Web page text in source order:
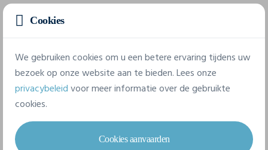
Merk
Awdis
JT001
Cookies
We gebruiken cookies om u een betere ervaring tijdens uw
bezoek op onze website aan te bieden. Lees onze
privacybeleidvoor meer informatie over de gebruikte
cookies.
Cookies aanvaarden